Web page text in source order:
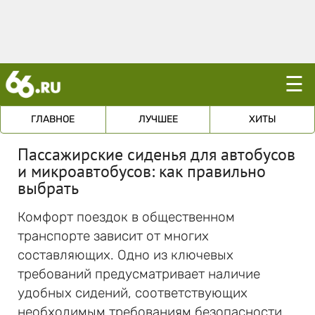
☰
ГЛАВНОЕ ЛУЧШЕЕ ХИТЫ
Пассажирские сиденья для автобусов
и микроавтобусов: как правильно
выбрать
Комфорт поездок в общественном
транспорте зависит от многих
составляющих. Одно из ключевых
требований предусматривает наличие
удобных сидений, соответствующих